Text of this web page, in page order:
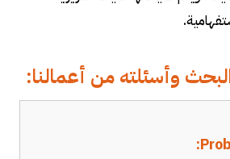
وأسئلته من أعمالنا: